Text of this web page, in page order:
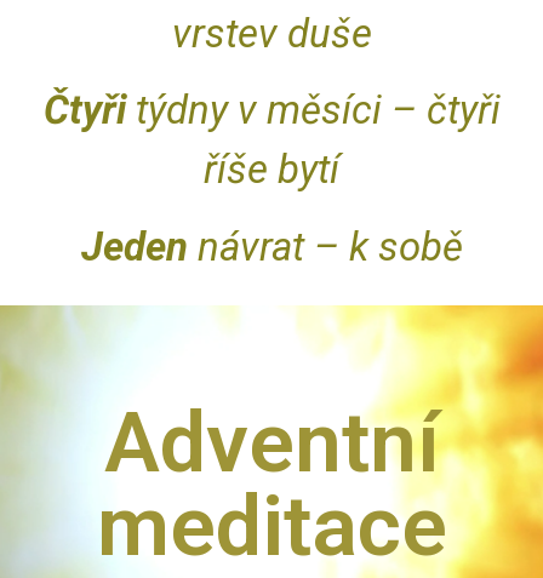
vrstev duše
Čtyřitýdny v měsíci – čtyři
říše bytí
Jeden návrat – k sobě
Adventní
meditace